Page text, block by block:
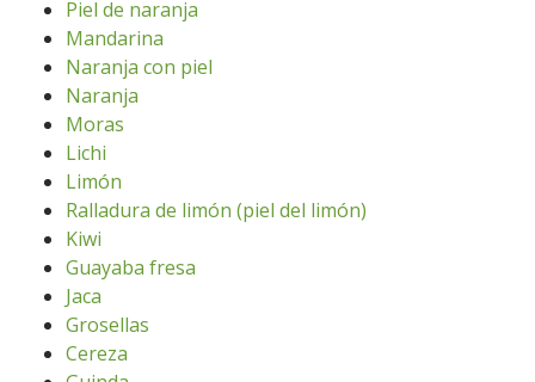
Piel de naranja
Mandarina
Naranja con piel
Naranja
Moras
Lichi
Limón
Ralladura de limón (piel del limón)
Kiwi
Guayaba fresa
Jaca
Grosellas
Cereza